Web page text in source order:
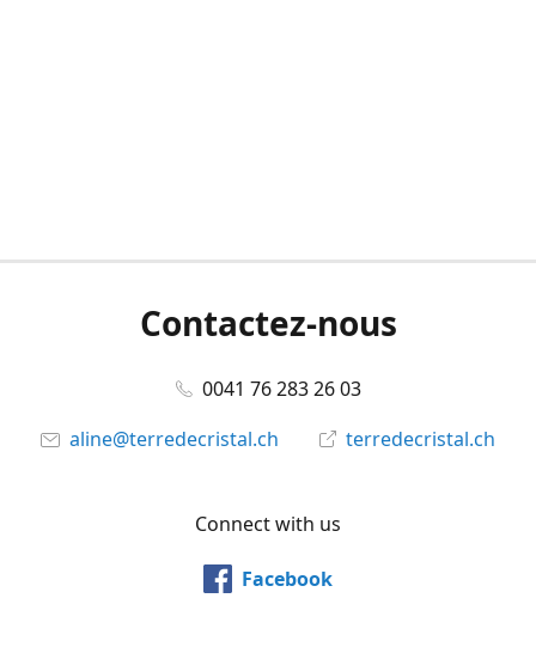
Contactez-nous
0041 76 283 26 03
aline@terredecristal.ch
terredecristal.ch
Connect with us
Facebook